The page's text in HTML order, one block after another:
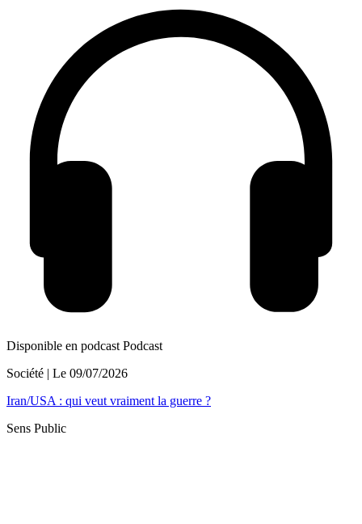
Disponible en podcast Podcast
Société | Le 09/07/2026
Iran/USA : qui veut vraiment la guerre ?
Sens Public